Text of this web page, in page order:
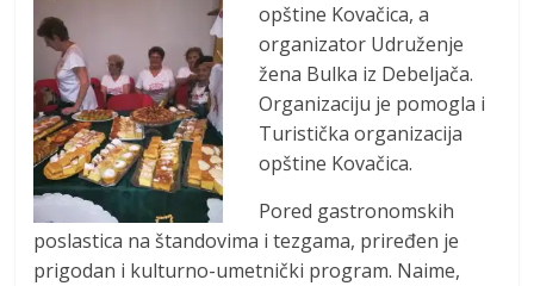
opštine Kovačica, a
organizator Udruženje
žena Bulka iz Debeljača.
Organizaciju je pomogla i
Turistička organizacija
opštine Kovačica.
Pored gastronomskih
poslastica na štandovima i tezgama, priređen je
prigodan i kulturno-umetnički program. Naime,